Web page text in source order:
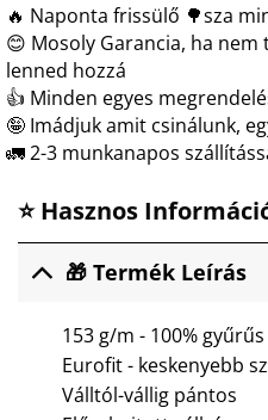
🔥 Naponta frissülő 🌳sza
😊 Mosoly Garancia, ha nem
lenned hozzá
👍 Minden egyes
🤪 Imádjuk amit csinálunk,
🚛 2-3 munkanapos
⭐ Hasznos
🎁 Termék Leírás
153 g/m - 100%
Eurofit - keskenyebb
Válltól-vállig pántos